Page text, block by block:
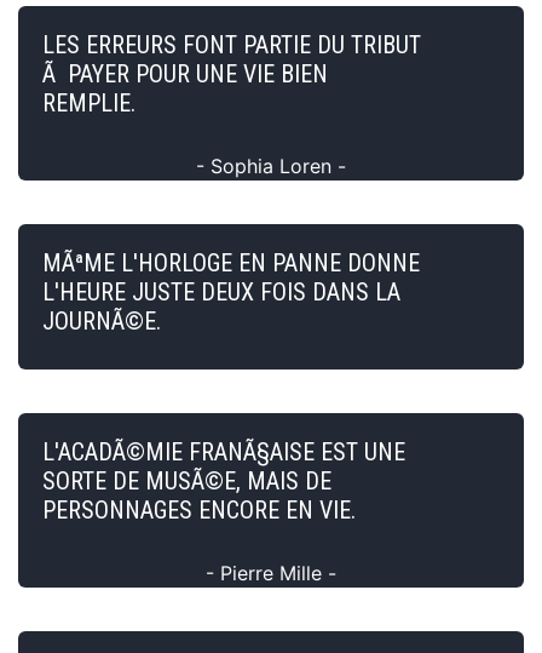
LES ERREURS FONT PARTIE DU TRIBUT
Ã PAYER POUR UNE VIE BIEN
REMPLIE.
- Sophia Loren -
MÃªME L'HORLOGE EN PANNE DONNE
L'HEURE JUSTE DEUX FOIS DANS LA
JOURNÃ©E.
L'ACADÃ©MIE FRANÃ§AISE EST UNE
SORTE DE MUSÃ©E, MAIS DE
PERSONNAGES ENCORE EN VIE.
- Pierre Mille -